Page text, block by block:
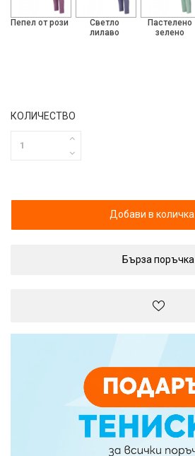
Пепел от рози
Светло
лилаво
Пастелено
зелено
КОЛИЧЕСТВО
Добави в количка
Бърза поръчка